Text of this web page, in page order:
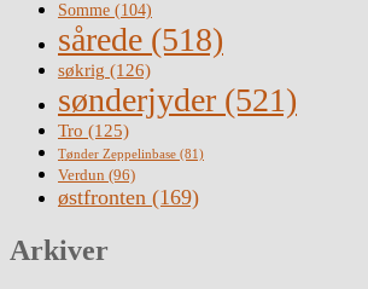
Somme (104)
sårede (518)
søkrig (126)
sønderjyder (521)
Tro (125)
Tønder Zeppelinbase (81)
Verdun (96)
østfronten (169)
Arkiver